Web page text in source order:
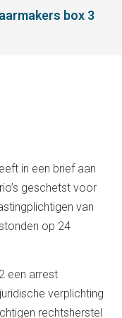
box 3
in een brief aan
geschetst voor
van
op 24
een arrest
verplichting
rechtsherstel